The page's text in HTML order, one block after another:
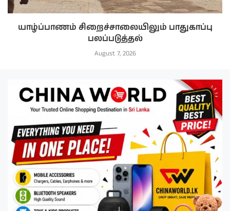
யாழ்ப்பாணம் சிறைச்சாலையிலும் பாதுகாப்பு
பலப்படுத்தல்
August 7, 2026